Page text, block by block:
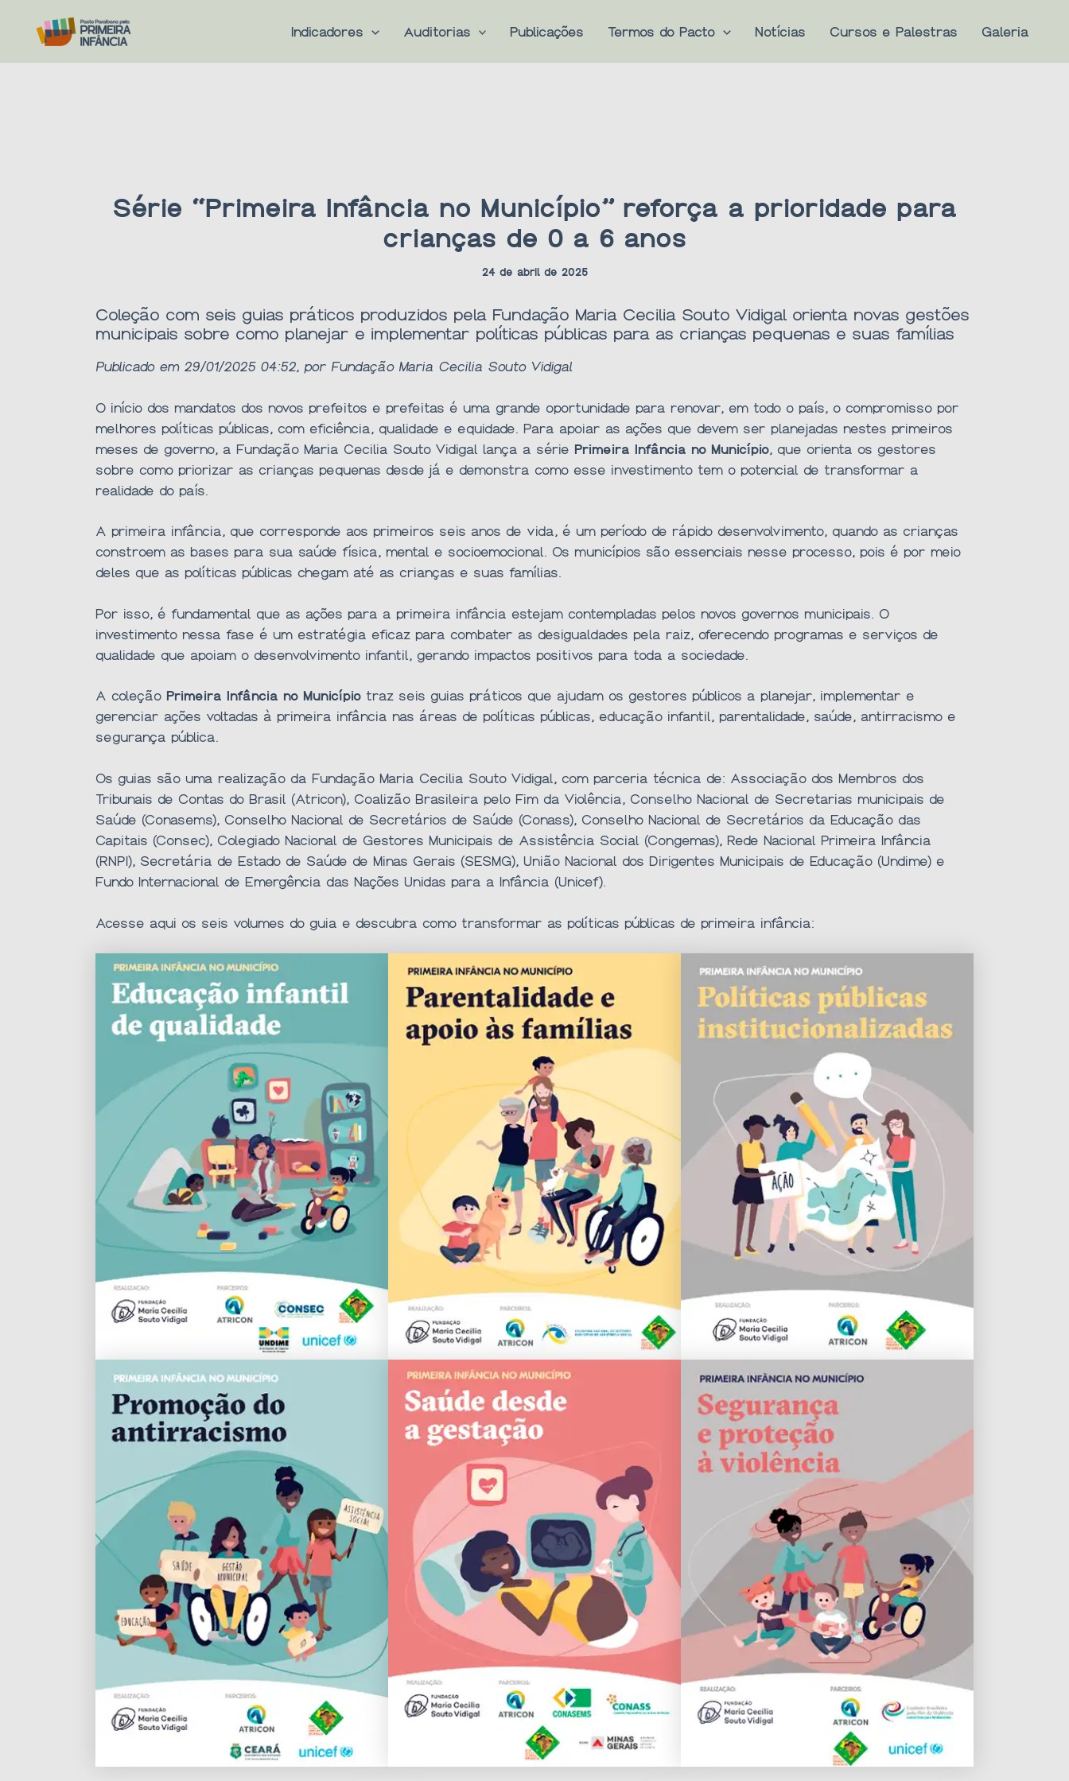
Indicadores Auditorias Publicações Termos do Pacto Notícias Cursos e Palestras Galeria
Série “Primeira Infância no Município” reforça a prioridade para
crianças de 0 a 6 anos
24 de abril de 2025
Coleção com seis guias práticos produzidos pela Fundação Maria Cecilia Souto Vidigal orienta novas gestões
municipais sobre como planejar e implementar políticas públicas para as crianças pequenas e suas famílias
Publicado em 29/01/2025 04:52, por Fundação Maria Cecilia Souto Vidigal
O início dos mandatos dos novos prefeitos e prefeitas é uma grande oportunidade para renovar, em todo o país, o compromisso por
melhores políticas públicas, com eficiência, qualidade e equidade. Para apoiar as ações que devem ser planejadas nestes primeiros
meses de governo, a Fundação Maria Cecilia Souto Vidigal lança a série Primeira Infância no Município, que orienta os gestores
sobre como priorizar as crianças pequenas desde já e demonstra como esse investimento tem o potencial de transformar a
realidade do país.
A primeira infância, que corresponde aos primeiros seis anos de vida, é um período de rápido desenvolvimento, quando as crianças
constroem as bases para sua saúde física, mental e socioemocional. Os municípios são essenciais nesse processo, pois é por meio
deles que as políticas públicas chegam até as crianças e suas famílias.
Por isso, é fundamental que as ações para a primeira infância estejam contempladas pelos novos governos municipais. O
investimento nessa fase é um estratégia eficaz para combater as desigualdades pela raiz, oferecendo programas e serviços de
qualidade que apoiam o desenvolvimento infantil, gerando impactos positivos para toda a sociedade.
A coleção Primeira Infância no Município traz seis guias práticos que ajudam os gestores públicos a planejar, implementar e
gerenciar ações voltadas à primeira infância nas áreas de políticas públicas, educação infantil, parentalidade, saúde, antirracismo e
segurança pública.
Os guias são uma realização da Fundação Maria Cecilia Souto Vidigal, com parceria técnica de: Associação dos Membros dos
Tribunais de Contas do Brasil (Atricon), Coalizão Brasileira pelo Fim da Violência, Conselho Nacional de Secretarias municipais de
Saúde (Conasems), Conselho Nacional de Secretários de Saúde (Conass), Conselho Nacional de Secretários da Educação das
Capitais (Consec), Colegiado Nacional de Gestores Municipais de Assistência Social (Congemas), Rede Nacional Primeira Infância
(RNPI), Secretária de Estado de Saúde de Minas Gerais (SESMG), União Nacional dos Dirigentes Municipais de Educação (Undime) e
Fundo Internacional de Emergência das Nações Unidas para a Infância (Unicef).
Acesse aqui os seis volumes do guia e descubra como transformar as políticas públicas de primeira infância: